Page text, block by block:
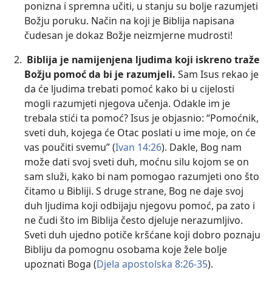
ponizna i spremna učiti, u stanju su bolje razumjeti
Božju poruku. Način na koji je Biblija napisana
čudesan je dokaz Božje neizmjerne mudrosti!
Biblija je namijenjena ljudima koji iskreno traže
Božju pomoć da bi je razumjeli. Sam Isus rekao je
da će ljudima trebati pomoć kako bi u cijelosti
mogli razumjeti njegova učenja. Odakle im je
trebala stići ta pomoć? Isus je objasnio: “Pomoćnik,
sveti duh, kojega će Otac poslati u ime moje, on će
vas poučiti svemu” (Ivan 14:26). Dakle, Bog nam
može dati svoj sveti duh, moćnu silu kojom se on
sam služi, kako bi nam pomogao razumjeti ono što
čitamo u Bibliji. S druge strane, Bog ne daje svoj
duh ljudima koji odbijaju njegovu pomoć, pa zato i
ne čudi što im Biblija često djeluje nerazumljivo.
Sveti duh ujedno potiče kršćane koji dobro poznaju
Bibliju da pomognu osobama koje žele bolje
upoznati Boga (Djela apostolska 8:26-35).